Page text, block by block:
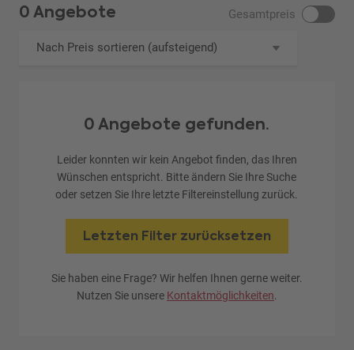
0 Angebote Gesamtpreis
Nach Preis sortieren (aufsteigend)
0 Angebote gefunden.
Leider konnten wir kein Angebot finden, das Ihren
Wünschen entspricht. Bitte ändern Sie Ihre Suche
oder setzen Sie Ihre letzte Filtereinstellung zurück.
Letzten Filter zurücksetzen
Sie haben eine Frage? Wir helfen Ihnen gerne weiter.
Nutzen Sie unsere Kontaktmöglichkeiten.